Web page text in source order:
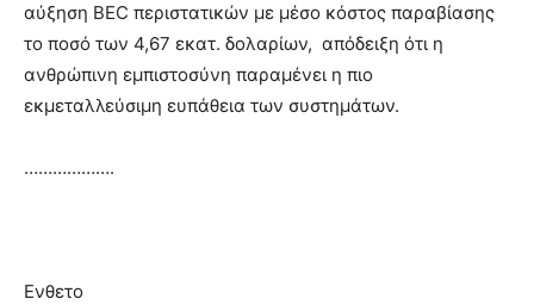
αύξηση BEC περιστατικών με μέσο κόστος παραβίασης
το ποσό των 4,67 εκατ. δολαρίων, απόδειξη ότι η
ανθρώπινη εμπιστοσύνη παραμένει η πιο
εκμεταλλεύσιμη ευπάθεια των συστημάτων.
……………….
Ενθετο